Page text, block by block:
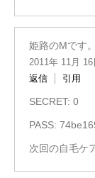
姫路のMです。
2011年 11月 16
返信
引用
SECRET: 0
PASS:
次回の自毛ケ